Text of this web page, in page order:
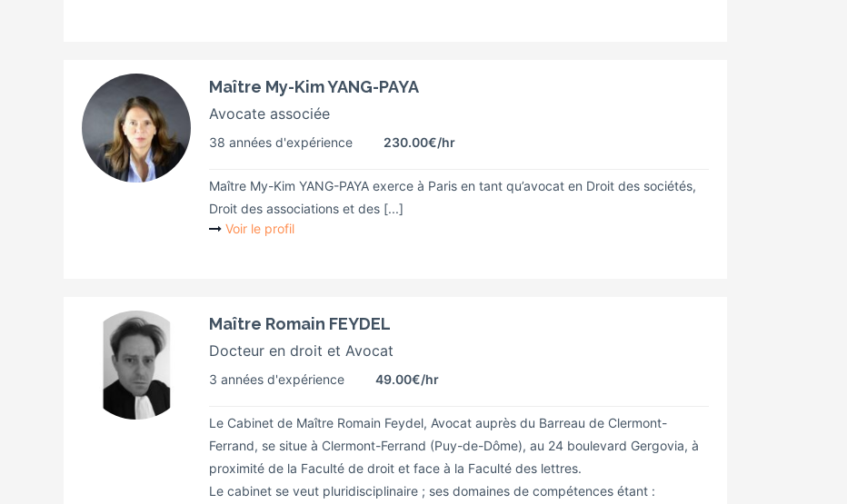
Maître My-Kim YANG-PAYA
Avocate associée
38 années d'expérience 230.00€/hr
Maître My-Kim YANG-PAYA exerce à Paris en tant qu’avocat en Droit des sociétés,
Droit des associations et des [...]
Voir le profil
Maître Romain FEYDEL
Docteur en droit et Avocat
3 années d'expérience 49.00€/hr
Le Cabinet de Maître Romain Feydel, Avocat auprès du Barreau de Clermont-
Ferrand, se situe à Clermont-Ferrand (Puy-de-Dôme), au 24 boulevard Gergovia, à
proximité de la Faculté de droit et face à la Faculté des lettres.
Le cabinet se veut pluridisciplinaire ; ses domaines de compétences étant :